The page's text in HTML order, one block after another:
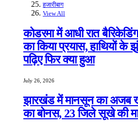
हजारीबाग
View All
कोडरमा में आधी रात
का किया प्रयास, हाथियों
पढ़िए फिर क्या हुआ
July 26, 2026
झारखंड में मानसून का अजब
का बोनस, 23 जिले सूखे की